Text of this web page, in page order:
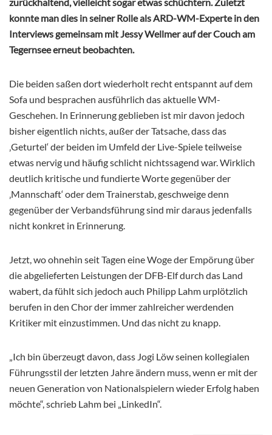
konnte man dies in seiner Rolle als ARD-WM-Experte in den
Interviews gemeinsam mit Jessy Wellmer auf der Couch am
Tegernsee erneut beobachten.
Die beiden saßen dort wiederholt recht entspannt auf dem
Sofa und besprachen ausführlich das aktuelle WM-
Geschehen. In Erinnerung geblieben ist mir davon jedoch
bisher eigentlich nichts, außer der Tatsache, dass das
‚Geturtel‘ der beiden im Umfeld der Live-Spiele teilweise
etwas nervig und häufig schlicht nichtssagend war. Wirklich
deutlich kritische und fundierte Worte gegenüber der
‚Mannschaft‘ oder dem Trainerstab, geschweige denn
gegenüber der Verbandsführung sind mir daraus jedenfalls
nicht konkret in Erinnerung.
Jetzt, wo ohnehin seit Tagen eine Woge der Empörung über
die abgelieferten Leistungen der DFB-Elf durch das Land
wabert, da fühlt sich jedoch auch Philipp Lahm urplötzlich
berufen in den Chor der immer zahlreicher werdenden
Kritiker mit einzustimmen. Und das nicht zu knapp.
„Ich bin überzeugt davon, dass Jogi Löw seinen kollegialen
Führungsstil der letzten Jahre ändern muss, wenn er mit der
neuen Generation von Nationalspielern wieder Erfolg haben
möchte“, schrieb Lahm bei „LinkedIn“.